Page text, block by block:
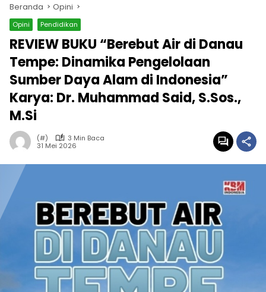
Beranda Opini
Opini Pendidikan
REVIEW BUKU “Berebut Air di Danau
Tempe: Dinamika Pengelolaan
Sumber Daya Alam di Indonesia”
Karya: Dr. Muhammad Said, S.Sos.,
M.Si
(#)
3 Min Baca
31 Mei 2026